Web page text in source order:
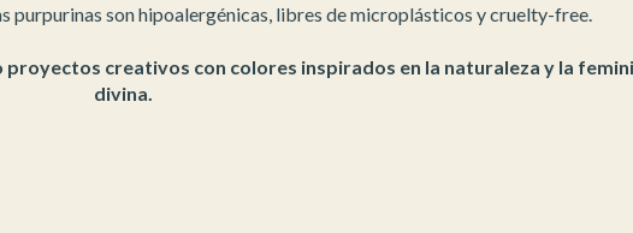
purpurinas son hipoalergénicas, libres de microplásticos y cruelty-free.
proyectos creativos con colores inspirados en la naturaleza y la
divina.